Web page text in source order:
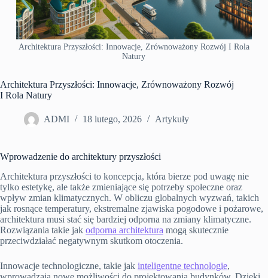
Architektura Przyszłości: Innowacje, Zrównoważony Rozwój I Rola
Natury
Architektura Przyszłości: Innowacje, Zrównoważony Rozwój
I Rola Natury
ADMI 18 lutego, 2026 Artykuły
Wprowadzenie do architektury przyszłości
Architektura przyszłości to koncepcja, która bierze pod uwagę nie
tylko estetykę, ale także zmieniające się potrzeby społeczne oraz
wpływ zmian klimatycznych. W obliczu globalnych wyzwań, takich
jak rosnące temperatury, ekstremalne zjawiska pogodowe i pożarowe,
architektura musi stać się bardziej odporna na zmiany klimatyczne.
Rozwiązania takie jak odporna architektura mogą skutecznie
przeciwdziałać negatywnym skutkom otoczenia.
Innowacje technologiczne, takie jak inteligentne technologie,